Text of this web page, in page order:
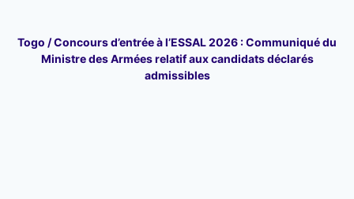
Togo / Concours d’entrée à l’ESSAL 2026 : Communiqué du
Ministre des Armées relatif aux candidats déclarés
admissibles